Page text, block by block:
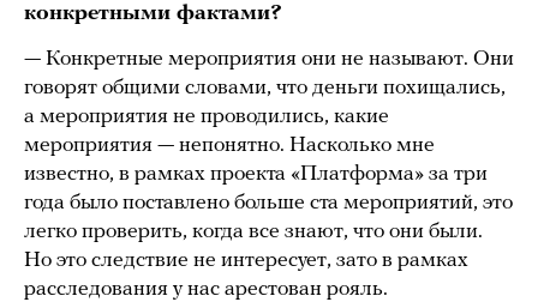
конкретными фактами?
— Конкретные мероприятия они не называют. Они
говорят общими словами, что деньги похищались,
а мероприятия не проводились, какие
мероприятия — непонятно. Насколько мне
известно, в рамках проекта «Платформа» за три
года было поставлено больше ста мероприятий, это
легко проверить, когда все знают, что они были.
Но это следствие не интересует, зато в рамках
расследования у нас арестован рояль.